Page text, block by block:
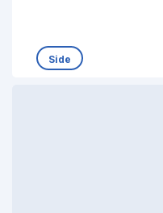
Side